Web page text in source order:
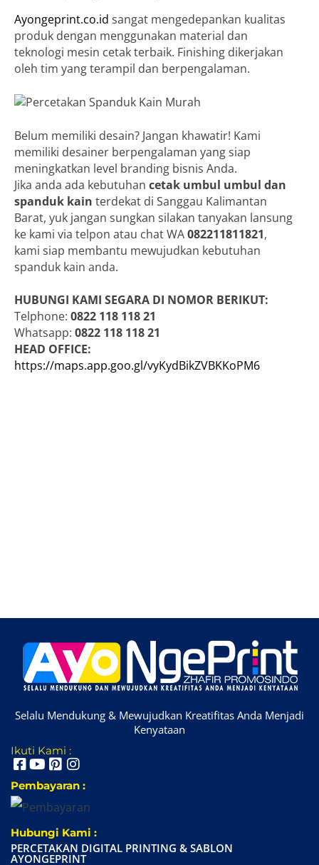
Ayongeprint.co.id sangat mengedepankan kualitas
produk dengan menggunakan material dan
teknologi mesin cetak terbaik. Finishing dikerjakan
oleh tim yang terampil dan berpengalaman.
Belum memiliki desain? Jangan khawatir! Kami
memiliki desainer berpengalaman yang siap
meningkatkan level branding bisnis Anda.
Jika anda ada kebutuhan cetak umbul umbul dan
spanduk kain terdekat di Sanggau Kalimantan
Barat, yuk jangan sungkan silakan tanyakan lansung
ke kami via telpon atau chat WA082211811821,
kami siap membantu mewujudkan kebutuhan
spanduk kain anda.
HUBUNGI KAMI SEGARA DI NOMOR BERIKUT:
Telphone: 0822 118 118 21
Whatsapp: 0822 118 118 21
HEAD OFFICE:
https://maps.app.goo.gl/vyKydBikZVBKKoPM6
Selalu Mendukung & Mewujudkan Kreatifitas Anda Menjadi
Kenyataan
Ikuti Kami :
Pembayaran :
Hubungi Kami :
PERCETAKAN DIGITAL PRINTING & SABLON
AYONGEPRINT